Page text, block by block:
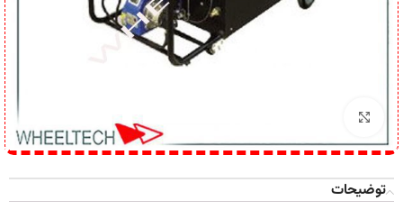
توضیحات